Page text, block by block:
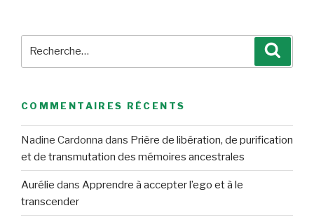
COMMENTAIRES RÉCENTS
Nadine Cardonna dans Prière de libération, de purification
et de transmutation des mémoires ancestrales
Aurélie dans Apprendre à accepter l’ego et à le
transcender